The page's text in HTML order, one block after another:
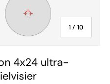
1/ von
10
4x24 ultra-